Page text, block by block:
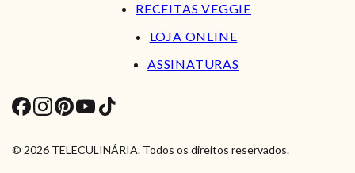
RECEITAS VEGGIE
LOJA ONLINE
ASSINATURAS
© 2026 TELECULINÁRIA. Todos os direitos reservados.